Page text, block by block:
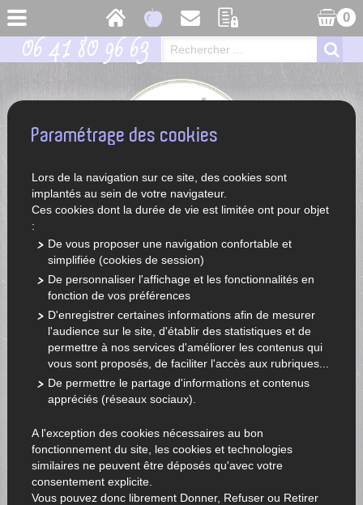
0
06 41 80 96 63
ACCUEIL LÉGUMES ET FRUITS DE SAISON
Paramétrage des cookies
Lors de la navigation sur ce site, des cookies sont
implantés au sein de votre navigateur.
Ces cookies dont la durée de vie est limitée ont pour objet
:
De vous proposer une navigation confortable et
simplifiée (cookies de session)
De personnaliser l'affichage et les fonctionnalités en
fonction de vos préférences
D'enregistrer certaines informations afin de mesurer
l'audience sur le site, d'établir des statistiques et de
permettre à nos services d'améliorer les contenus qui
vous sont proposés, de faciliter l'accès aux rubriques...
De permettre le partage d'informations et contenus
appréciés (réseaux sociaux).
A l'exception des cookies nécessaires au bon
fonctionnement du site, les cookies et technologies
similaires ne peuvent être déposés qu'avec votre
consentement explicite.
Vous pouvez donc librement Donner, Refuser ou Retirer